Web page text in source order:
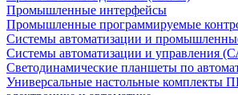
Промышленные интерфейсы
Промышленные программируемые
Системы автоматизации и
Системы автоматизации и управления
Светодинамические планшеты по
Универсальные настольные комплекты